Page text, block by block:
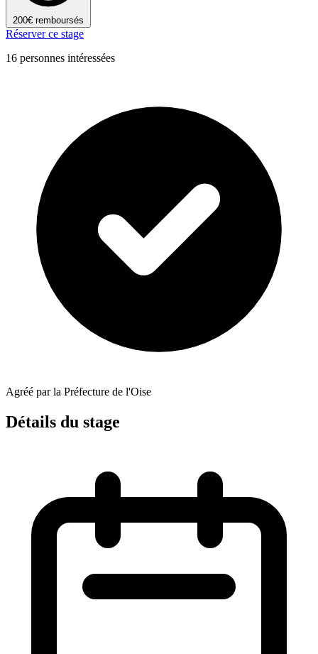
200€ remboursés
Réserver ce stage
16 personnes intéressées
Agréé par la Préfecture de l'Oise
Détails du stage